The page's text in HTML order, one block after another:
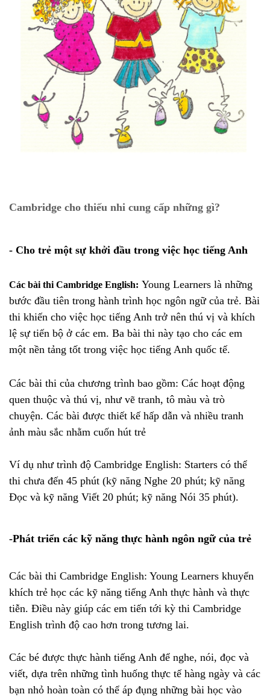
Cambridge cho thiếu nhi cung cấp những gì?
- Cho trẻ một sự khởi đầu trong việc học tiếng Anh
Các bài thi Cambridge English: Young Learners là những
bước đầu tiên trong hành trình học ngôn ngữ của trẻ. Bài
thi khiến cho việc học tiếng Anh trở nên thú vị và khích
lệ sự tiến bộ ở các em. Ba bài thi này tạo cho các em
một nền tảng tốt trong việc học tiếng Anh quốc tế.
Các bài thi của chương trình bao gồm: Các hoạt động
quen thuộc và thú vị, như vẽ tranh, tô màu và trò
chuyện. Các bài được thiết kế hấp dẫn và nhiều tranh
ảnh màu sắc nhằm cuốn hút trẻ
Ví dụ như trình độ Cambridge English: Starters có thể
thi chưa đến 45 phút (kỹ năng Nghe 20 phút; kỹ năng
Đọc và kỹ năng Viết 20 phút; kỹ năng Nói 35 phút).
-Phát triển các kỹ năng thực hành ngôn ngữ của trẻ
Các bài thi Cambridge English: Young Learners khuyến
khích trẻ học các kỹ năng tiếng Anh thực hành và thực
tiễn. Điều này giúp các em tiến tới kỳ thi Cambridge
English trình độ cao hơn trong tương lai.
Các bé được thực hành tiếng Anh để nghe, nói, đọc và
viết, dựa trên những tình huống thực tế hàng ngày và các
bạn nhỏ hoàn toàn có thể áp đụng những bài học vào